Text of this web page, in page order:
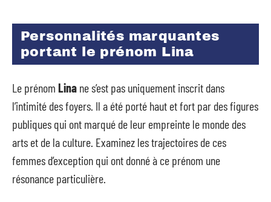
Personnalités marquantes
portant le prénom Lina
Le prénom Lina ne s’est pas uniquement inscrit dans
l’intimité des foyers. Il a été porté haut et fort par des figures
publiques qui ont marqué de leur empreinte le monde des
arts et de la culture. Examinez les trajectoires de ces
femmes d’exception qui ont donné à ce prénom une
résonance particulière.